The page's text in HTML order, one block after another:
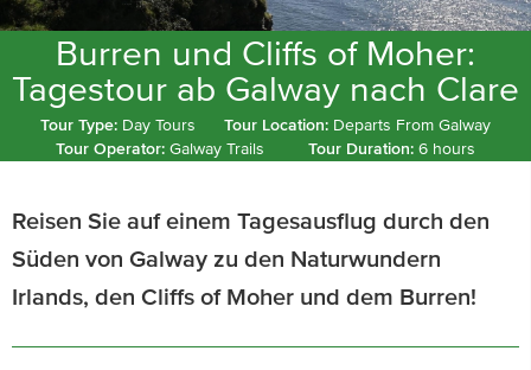
Burren und Cliffs of Moher:
Tagestour ab Galway nach Clare
Tour Type: Day Tours Tour Location: Departs From Galway
Tour Operator: Galway Trails Tour Duration: 6 hours
Reisen Sie auf einem Tagesausflug durch den
Süden von Galway zu den Naturwundern
Irlands, den Cliffs of Moher und dem Burren!